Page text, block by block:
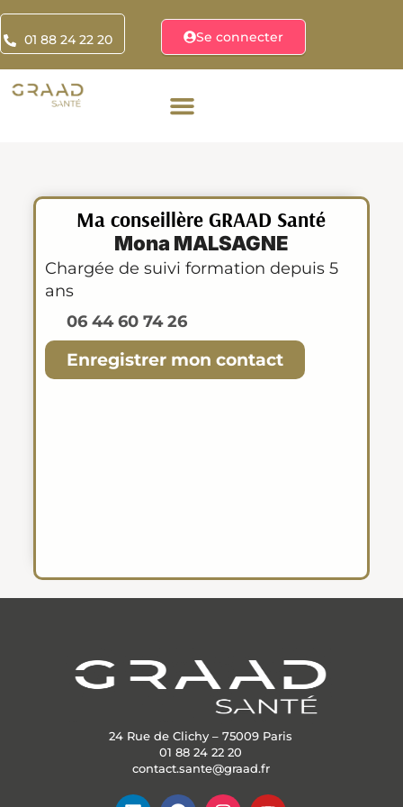
01 88 24 22 20 Se connecter
Ma conseillère GRAAD Santé
Mona MALSAGNE
Chargée de suivi formation depuis 5
ans
06 44 60 74 26
Enregistrer mon contact
24 Rue de Clichy – 75009 Paris
01 88 24 22 20
contact.sante@graad.fr